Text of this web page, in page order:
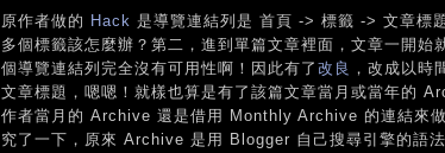
原作者做的 Hack 是導覽連結列是 首頁 -> 標籤 -> 文章標
多個標籤該怎麼辦？第二，進到單篇文章裡面，文章一開
個導覽連結列完全沒有可用性啊！因此有了 改良 ，改成以
文章標題，嗯嗯！就樣也算是有了該篇文章當月或當年的
作者當月的 Archive 還是借用 Monthly Archive 的連結來
究了一下，原來 Archive 是用 Blogger 自己搜尋引擎的語